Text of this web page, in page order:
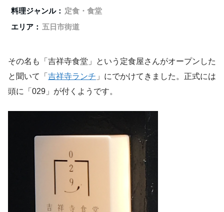
料理ジャンル： 定食・食堂
エリア： 五日市街道
その名も「吉祥寺食堂」という定食屋さんがオープンした
と聞いて「 吉祥寺ランチ 」にでかけてきました。正式には
頭に「029」が付くようです。